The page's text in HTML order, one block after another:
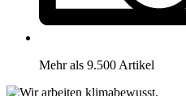
Mehr als 9.500 Artikel